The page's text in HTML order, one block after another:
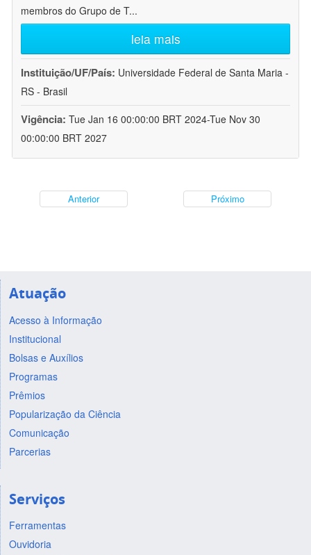
membros do Grupo de T...
leia mais
Instituição/UF/País: Universidade Federal de Santa Maria -
RS - Brasil
Vigência: Tue Jan 16 00:00:00 BRT 2024-Tue Nov 30
00:00:00 BRT 2027
Anterior Próximo
Atuação
Acesso à Informação
Institucional
Bolsas e Auxílios
Programas
Prêmios
Popularização da Ciência
Comunicação
Parcerias
Serviços
Ferramentas
Ouvidoria